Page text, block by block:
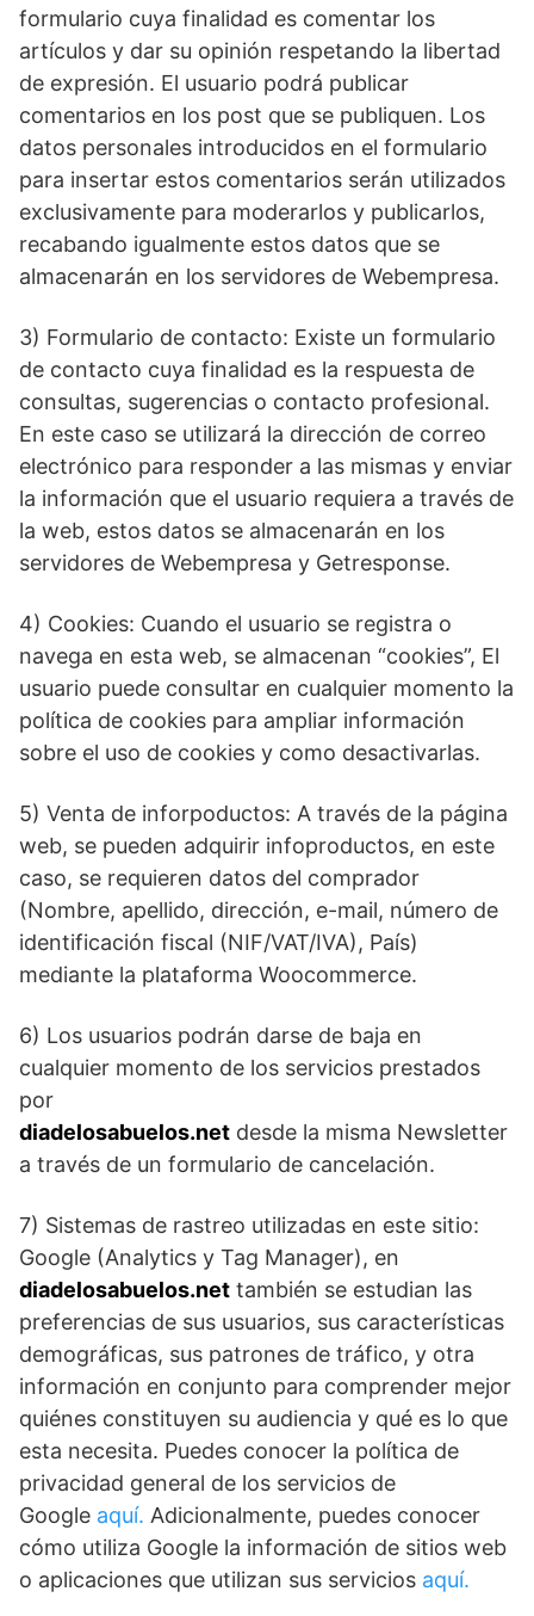
formulario cuya finalidad es comentar los
artículos y dar su opinión respetando la libertad
de expresión. El usuario podrá publicar
comentarios en los post que se publiquen. Los
datos personales introducidos en el formulario
para insertar estos comentarios serán utilizados
exclusivamente para moderarlos y publicarlos,
recabando igualmente estos datos que se
almacenarán en los servidores de Webempresa.
3) Formulario de contacto: Existe un formulario
de contacto cuya finalidad es la respuesta de
consultas, sugerencias o contacto profesional.
En este caso se utilizará la dirección de correo
electrónico para responder a las mismas y enviar
la información que el usuario requiera a través de
la web, estos datos se almacenarán en los
servidores de Webempresa y Getresponse.
4) Cookies: Cuando el usuario se registra o
navega en esta web, se almacenan “cookies”, El
usuario puede consultar en cualquier momento la
política de cookies para ampliar información
sobre el uso de cookies y como desactivarlas.
5) Venta de inforpoductos: A través de la página
web, se pueden adquirir infoproductos, en este
caso, se requieren datos del comprador
(Nombre, apellido, dirección, e-mail, número de
identificación fiscal (NIF/VAT/IVA), País)
mediante la plataforma Woocommerce.
6) Los usuarios podrán darse de baja en
cualquier momento de los servicios prestados
por
diadelosabuelos.net desde la misma Newsletter
a través de un formulario de cancelación.
7) Sistemas de rastreo utilizadas en este sitio:
Google (Analytics y Tag Manager), en
diadelosabuelos.net también se estudian las
preferencias de sus usuarios, sus características
demográficas, sus patrones de tráfico, y otra
información en conjunto para comprender mejor
quiénes constituyen su audiencia y qué es lo que
esta necesita. Puedes conocer la política de
privacidad general de los servicios de
Google aquí. Adicionalmente, puedes conocer
cómo utiliza Google la información de sitios web
o aplicaciones que utilizan sus servicios aquí.